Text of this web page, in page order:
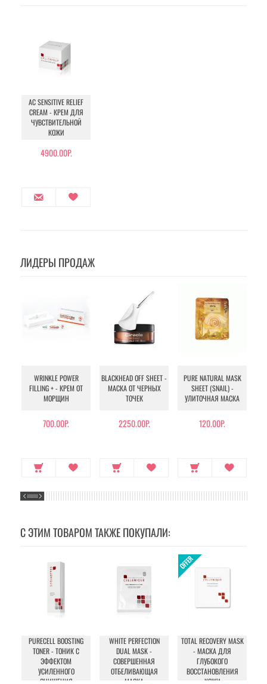
AC SENSITIVE RELIEF
CREAM - КРЕМ ДЛЯ
ЧУВСТВИТЕЛЬНОЙ
КОЖИ
4900.00Р.
ЛИДЕРЫ ПРОДАЖ
WRINKLE POWER
FILLING + - КРЕМ ОТ
МОРЩИН
700.00Р.
BLACKHEAD OFF SHEET -
МАСКА ОТ ЧЕРНЫХ
ТОЧЕК
2250.00Р.
PURE NATURAL MASK
SHEET (SNAIL) -
УЛИТОЧНАЯ МАСКА
120.00Р.
С ЭТИМ ТОВАРОМ ТАКЖЕ ПОКУПАЛИ:
PURECELL BOOSTING
TONER - ТОНИК С
ЭФФЕКТОМ
УСИЛЕННОГО
ОЧИЩЕНИЯ
WHITE PERFECTION
DUAL MASK -
СОВЕРШЕННАЯ
ОТБЕЛИВАЮЩАЯ
МАСКА
TOTAL RECOVERY MASK
- МАСКА ДЛЯ
ГЛУБОКОГО
ВОССТАНОВЛЕНИЯ
КОЖИ